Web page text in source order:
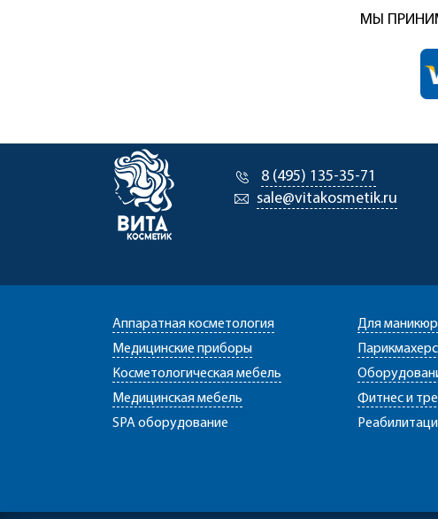
МЫ
8 (495) 135-35-71
sale@vitakosmetik.ru
Аппаратная косметология
Медицинские приборы
Косметологическая мебель
Медицинская мебель
SPA оборудование
Для
Фитнес и